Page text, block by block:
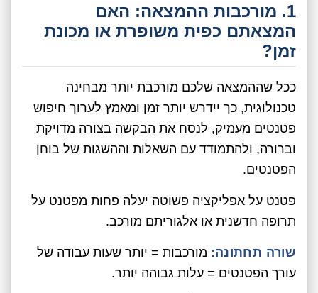
1. מורכבות ההמצאה: האם
המצאתם כפית משופרת או מכונת
זמן?
ככל שההמצאה שלכם מורכבת יותר מבחינה
טכנולוגית, כך יידרש יותר זמן ומאמץ לערוך חיפוש
פטנטים מעמיק, לנסח את הבקשה בצורה מדויקת
וברורה, ולהתמודד עם השאלות וההשגות של בוחן
הפטנטים.
פטנט על אפליקציה פשוטה יעלה פחות מפטנט על
תרופה חדשנית או אלגוריתם מורכב.
שורה תחתונה: מורכבות = יותר שעות עבודה של
עורך הפטנטים = עלות גבוהה יותר.